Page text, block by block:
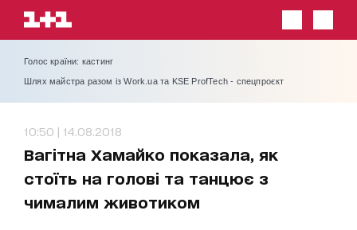
Голос країни: кастинг
Шлях майстра разом із Work.ua та KSE ProfTech - спецпроєкт
10:50 | 14.08.2018
Вагітна Хамайко показала, як
стоїть на голові та танцює з
чималим животиком